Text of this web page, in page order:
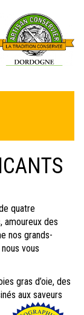
quatre
amoureux des
nos grands-
vous
gras d’oie, des
aux saveurs